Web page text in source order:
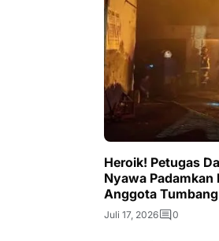
Heroik! Petugas
Nyawa Padamkan
Anggota
Juli 17, 2026 0